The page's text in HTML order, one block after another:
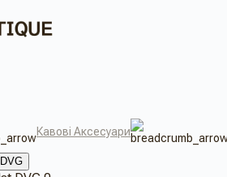
Кавові Аксесуари